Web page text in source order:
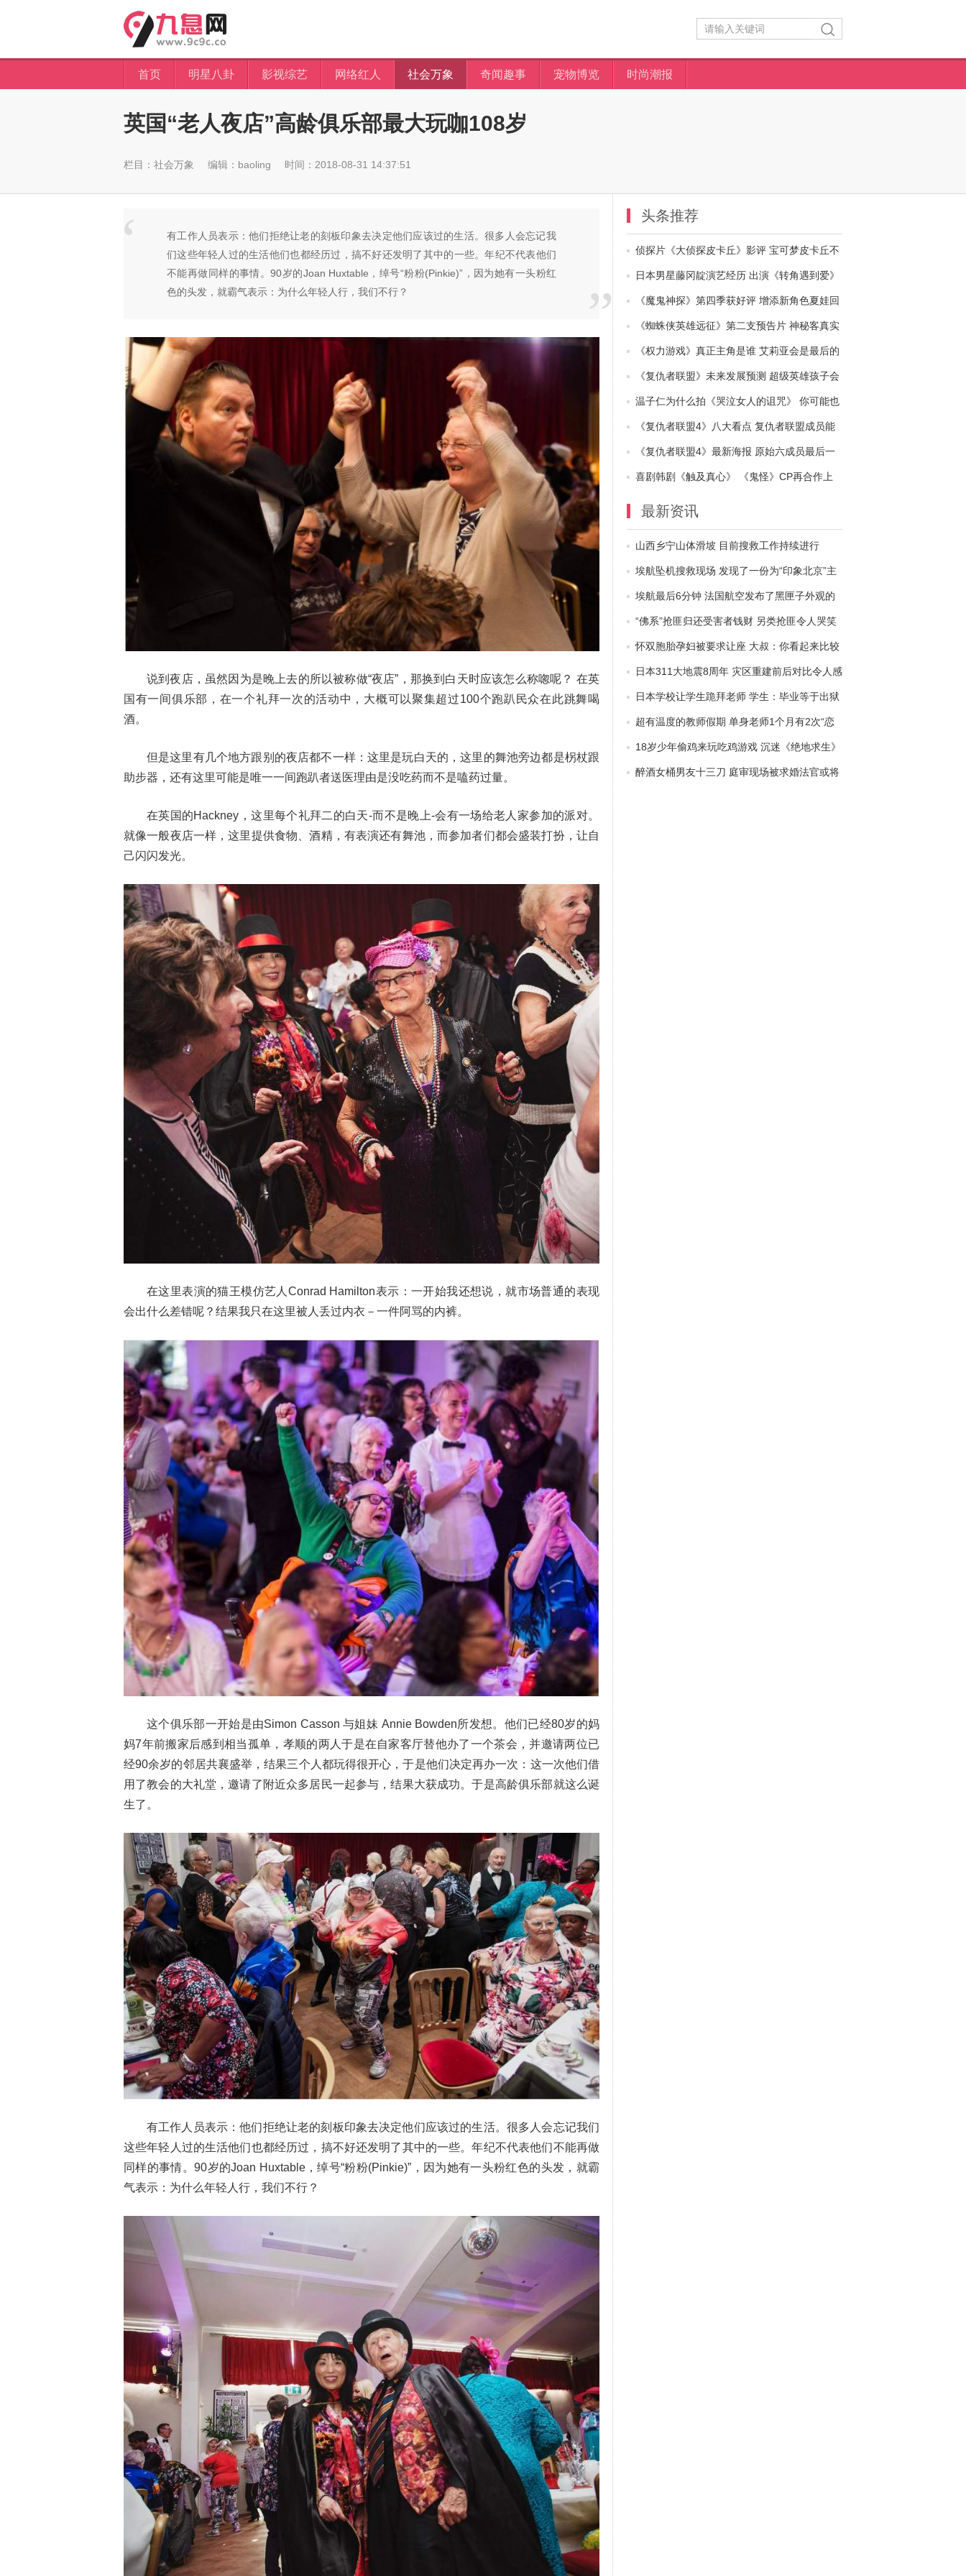
首页 明星八卦 影视综艺 网络红人 社会万象 奇闻趣事 宠物博览 时尚潮报
英国“老人夜店”高龄俱乐部最大玩咖108岁
栏目： 社会万象 编辑：baoling 时间：2018-08-31 14:37:51
有工作人员表示：他们拒绝让老的刻板印象去决定他们应该过的生活。很多人会忘记我
们这些年轻人过的生活他们也都经历过，搞不好还发明了其中的一些。年纪不代表他们
不能再做同样的事情。90岁的Joan Huxtable，绰号“粉粉(Pinkie)”，因为她有一头粉红
色的头发，就霸气表示：为什么年轻人行，我们不行？
说到夜店，虽然因为是晚上去的所以被称做“夜店”，那换到白天时应该怎么称唿呢？ 在英
国有一间俱乐部，在一个礼拜一次的活动中，大概可以聚集超过100个跑趴民众在此跳舞喝
酒。
但是这里有几个地方跟别的夜店都不一样：这里是玩白天的，这里的舞池旁边都是柺杖跟
助步器，还有这里可能是唯一一间跑趴者送医理由是没吃药而不是嗑药过量。
在英国的Hackney，这里每个礼拜二的白天-而不是晚上-会有一场给老人家参加的派对。
就像一般夜店一样，这里提供食物、酒精，有表演还有舞池，而参加者们都会盛装打扮，让自
己闪闪发光。
在这里表演的猫王模仿艺人Conrad Hamilton表示：一开始我还想说，就市场普通的表现
会出什么差错呢？结果我只在这里被人丢过内衣－一件阿骂的内裤。
这个俱乐部一开始是由Simon Casson 与姐妹 Annie Bowden所发想。他们已经80岁的妈
妈7年前搬家后感到相当孤单，孝顺的两人于是在自家客厅替他办了一个茶会，并邀请两位已
经90余岁的邻居共襄盛举，结果三个人都玩得很开心，于是他们决定再办一次：这一次他们借
用了教会的大礼堂，邀请了附近众多居民一起参与，结果大获成功。于是高龄俱乐部就这么诞
生了。
有工作人员表示：他们拒绝让老的刻板印象去决定他们应该过的生活。很多人会忘记我们
这些年轻人过的生活他们也都经历过，搞不好还发明了其中的一些。年纪不代表他们不能再做
同样的事情。90岁的Joan Huxtable，绰号“粉粉(Pinkie)”，因为她有一头粉红色的头发，就霸
气表示：为什么年轻人行，我们不行？
头条推荐
侦探片《大侦探皮卡丘》影评 宝可梦皮卡丘不
够萌
日本男星藤冈靛演艺经历 出演《转角遇到爱》
名气大增
《魔鬼神探》第四季获好评 增添新角色夏娃回
归剧情核心
《蜘蛛侠英雄远征》第二支预告片 神秘客真实
身份是谁
《权力游戏》真正主角是谁 艾莉亚会是最后的
《复仇者联盟》未来发展预测 超级英雄孩子会
接续传奇吗
温子仁为什么拍《哭泣女人的诅咒》 你可能也
是哭泣的女人
《复仇者联盟4》八大看点 复仇者联盟成员能
否战胜宇宙最强反派
《复仇者联盟4》最新海报 原始六成员最后一
次合照
喜剧韩剧《触及真心》 《鬼怪》CP再合作上
最新资讯
山西乡宁山体滑坡 目前搜救工作持续进行
埃航坠机搜救现场 发现了一份为“印象北京”主
题邮票
埃航最后6分钟 法国航空发布了黑匣子外观的
照片
“佛系”抢匪归还受害者钱财 另类抢匪令人哭笑
不得
怀双胞胎孕妇被要求让座 大叔：你看起来比较
日本311大地震8周年 灾区重建前后对比令人感
日本学校让学生跪拜老师 学生：毕业等于出狱
超有温度的教师假期 单身老师1个月有2次“恋
爱假”
18岁少年偷鸡来玩吃鸡游戏 沉迷《绝地求生》
无法自拔
醉酒女桶男友十三刀 庭审现场被求婚法官或将